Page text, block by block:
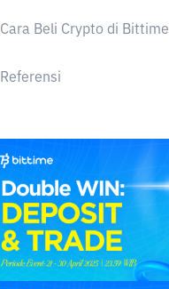
Cara Beli Crypto di Bittime
Referensi